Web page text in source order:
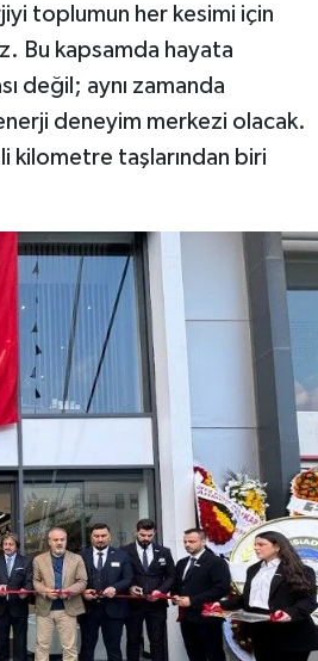
toplumun her kesimi için
Bu kapsamda hayata
değil; aynı zamanda
deneyim merkezi olacak.
kilometre taşlarından biri